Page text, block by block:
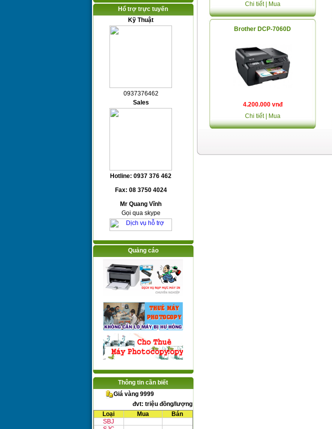
Hổ trợ trực tuyến
Kỹ Thuật
0937376462
Sales
Hotline: 0937 376 462
Fax: 08 3750 4024
Mr Quang Vĩnh
Gọi qua skype
Quảng cáo
Thông tin cần biết
Giá vàng 9999
đvt: triệu đồng/lượng
Loại
Mua
Bán
SBJ
Chi tiết
| Mua
Brother DCP-7060D
4.200.000 vnđ
Chi tiết
| Mua